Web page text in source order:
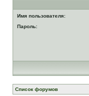
Имя пользователя:
Пароль:
Список форумов